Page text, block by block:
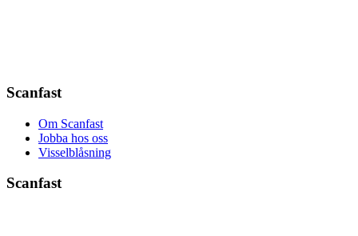
Scanfast
Om Scanfast
Jobba hos oss
Visselblåsning
Scanfast